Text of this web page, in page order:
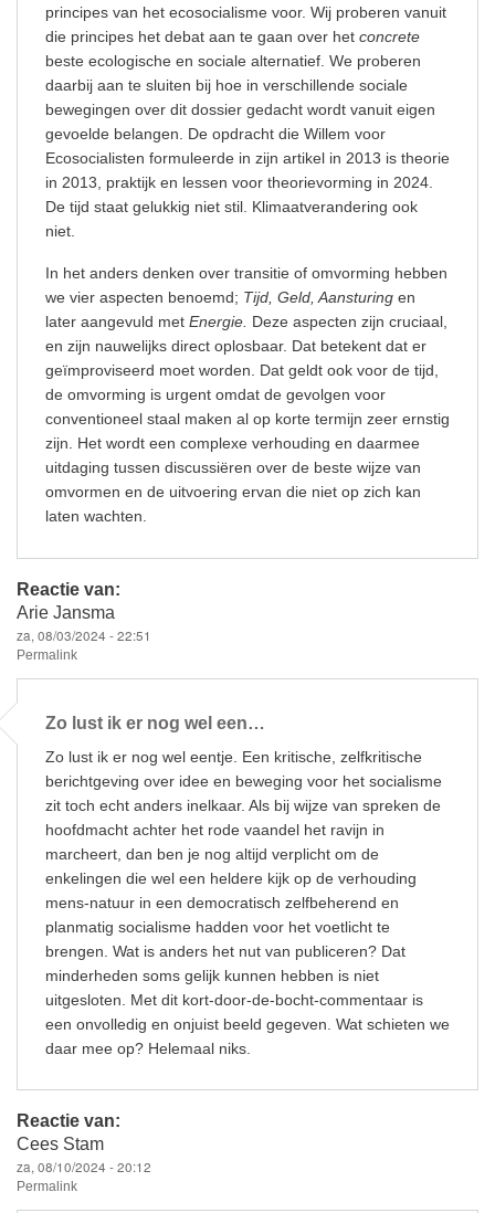
principes van het ecosocialisme voor. Wij proberen vanuit
die principes het debat aan te gaan over het concrete
beste ecologische en sociale alternatief. We proberen
daarbij aan te sluiten bij hoe in verschillende sociale
bewegingen over dit dossier gedacht wordt vanuit eigen
gevoelde belangen. De opdracht die Willem voor
Ecosocialisten formuleerde in zijn artikel in 2013 is theorie
in 2013, praktijk en lessen voor theorievorming in 2024.
De tijd staat gelukkig niet stil Klimaatverandering ook
niet.
In het anders denken over transitie of omvorming hebben
we vier aspecten benoemd; Tijd, Geld, Aansturing en
later aangevuld met Energie. Deze aspecten zijn cruciaal,
en zijn nauwelijks direct oplosbaar. Dat betekent dat er
geïmproviseerd moet worden. Dat geldt ook voor de tijd,
de omvorming is urgent omdat de gevolgen voor
conventioneel staal maken al op korte termijn zeer ernstig
zijn. Het wordt een complexe verhouding en daarmee
uitdaging tussen discussiëren over de beste wijze van
omvormen en de uitvoering ervan die niet op zich kan
laten wachten.
Reactie van:
Arie Jansma
za, 08/03/2024 - 22:51
Permalink
Zo lust ik er nog wel een…
Zo lust ik er nog wel eentje. Een kritische, zelfkritische
berichtgeving over idee en beweging voor het socialisme
zit toch echt anders inelkaar. Als bij wijze van spreken de
hoofdmacht achter het rode vaandel het ravijn in
marcheert, dan ben je nog altijd verplicht om de
enkelingen die wel een heldere kijk op de verhouding
mens-natuur in een democratisch zelfbeherend en
planmatig socialisme hadden voor het voetlicht te
brengen. Wat is anders het nut van publiceren? Dat
minderheden soms gelijk kunnen hebben is niet
uitgesloten. Met dit kort-door-de-bocht-commentaar is
een onvolledig en onjuist beeld gegeven. Wat schieten we
daar mee op? Helemaal niks.
Reactie van:
Cees Stam
za, 08/10/2024 - 20:12
Permalink